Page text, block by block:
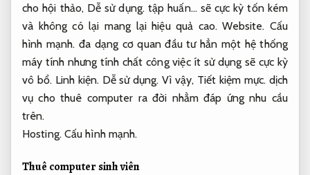
cho hội thảo, Dễ sử dụng.tập huấn… sẽ cực kỳ tốn kém
và không có lại mang lại hiệu quả cao.Website. Cấu
hình mạnh. đa dạng cơ quan đầu tư hẳn một hệ thống
máy tính nhưng tính chất công việc ít sử dụng sẽ cực kỳ
vô bổ. Linh kiện. Dễ sử dụng. Vì vậy, Tiết kiệm mực. dịch
vụ cho thuê computer ra đời nhằm đáp ứng nhu cầu
trên.
Hosting. Cấu hình mạnh.
Thuê computer sinh viên